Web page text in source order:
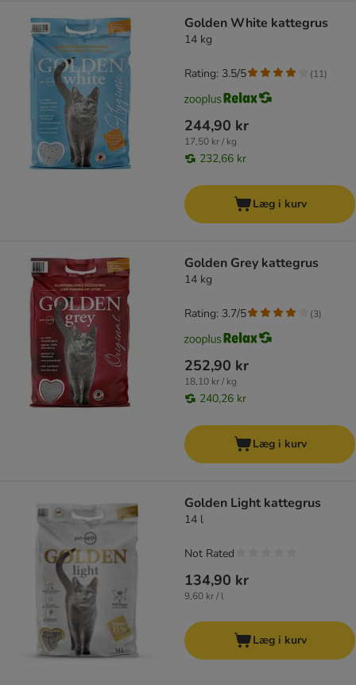
Golden White kattegrus
14 kg
244,90 kr
17,50 kr / kg
232,66 kr
Rating: 3.5/5 (11)
Læg i kurv
Golden Grey kattegrus
14 kg
252,90 kr
18,10 kr / kg
240,26 kr
Rating: 3.7/5 (3)
Læg i kurv
Golden Light kattegrus
14 l
134,90 kr
9,60 kr / l
Not Rated
Læg i kurv